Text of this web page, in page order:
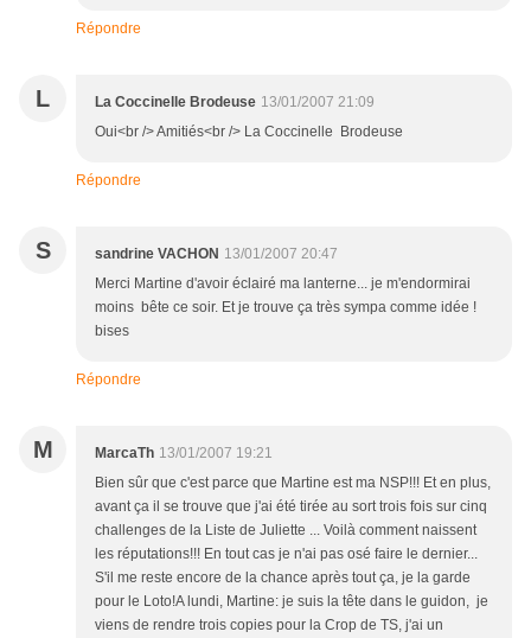
Répondre
L La Coccinelle Brodeuse 13/01/2007 21:09
Oui<br /> Amitiés<br /> La Coccinelle Brodeuse
Répondre
S sandrine VACHON 13/01/2007 20:47
Merci Martine d'avoir éclairé ma lanterne... je m'endormirai
moins bête ce soir. Et je trouve ça très sympa comme idée !
bises
Répondre
M MarcaTh 13/01/2007 19:21
Bien sûr que c'est parce que Martine est ma NSP!!! Et en plus,
avant ça il se trouve que j'ai été tirée au sort trois fois sur cinq
challenges de la Liste de Juliette ... Voilà comment naissent
les réputations!!! En tout cas je n'ai pas osé faire le dernier...
S'il me reste encore de la chance après tout ça, je la garde
pour le Loto!A lundi, Martine: je suis la tête dans le guidon, je
viens de rendre trois copies pour la Crop de TS, j'ai un